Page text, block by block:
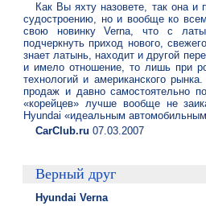
Как Вы яхту назовете, так она и
судостроению, но и вообще ко
свою новинку Verna, что с
подчеркнуть приход нового,
знает латынь, находит и другой
и имело отношение, то лишь при
технологий и американского
продаж и давно самостоятельно
«корейцев» лучше вообще не
Hyundai «идеальным
CarClub.ru 07.03.2007
Верный друг
Hyundai Verna